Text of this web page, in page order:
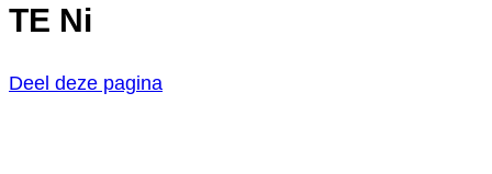
TE Ni
Deel deze pagina